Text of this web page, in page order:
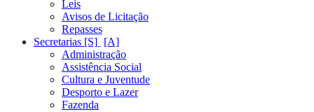
Leis
Avisos de Licitação
Repasses
Secretarias [S]
Administração
Assistência Social
Cultura e Juventude
Desporto e Lazer
Fazenda